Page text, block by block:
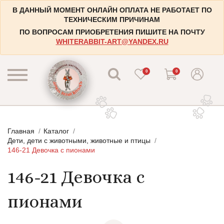
В ДАННЫЙ МОМЕНТ ОНЛАЙН ОПЛАТА НЕ РАБОТАЕТ ПО
ТЕХНИЧЕСКИМ ПРИЧИНАМ
ПО ВОПРОСАМ ПРИОБРЕТЕНИЯ ПИШИТЕ НА ПОЧТУ
WHITERABBIT-ART@YANDEX.RU
0 0
Пейзажи
Городские пейзажи
Цветы и растения
Натюрморты с винными бутылками
КОНТАКТЫ
НАБОРЫ
НОВОСТИ
ИНФОРМАЦИЯ
Главная
Каталог
Дети, дети с животными, животные и птицы
146-21 Девочка с пионами
146-21 Девочка с
пионами